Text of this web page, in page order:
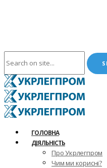
ГОЛОВНА
ДІЯЛЬНІСТЬ
Про Укрлегпром
Чим ми корисні?